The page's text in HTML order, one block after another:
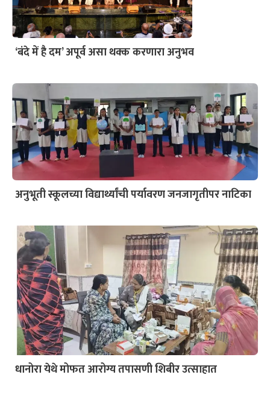
‘बंदे में है दम’ अपूर्व असा थक्क करणारा अनुभव
अनुभूती स्कूलच्या विद्यार्थ्यांची पर्यावरण जनजागृतीपर नाटिका
धानोरा येथे मोफत आरोग्य तपासणी शिबीर उत्साहात